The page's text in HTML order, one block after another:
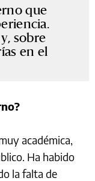
que
sobre
en el
académica,
Ha habido
la falta de